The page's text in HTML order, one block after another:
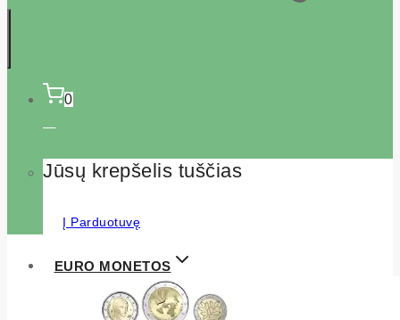
0
Jūsų krepšelis tuščias
Į Parduotuvę
EURO MONETOS